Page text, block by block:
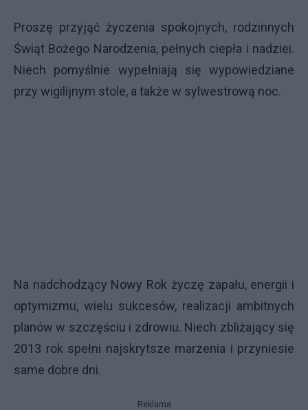
Proszę przyjąć życzenia spokojnych, rodzinnych
Świąt Bożego Narodzenia, pełnych ciepła i nadziei.
Niech pomyślnie wypełniają się wypowiedziane
przy wigilijnym stole, a także w sylwestrową noc.
Na nadchodzący Nowy Rok życzę zapału, energii i
optymizmu, wielu sukcesów, realizacji ambitnych
planów w szczęściu i zdrowiu. Niech zbliżający się
2013 rok spełni najskrytsze marzenia i przyniesie
same dobre dni.
Reklama